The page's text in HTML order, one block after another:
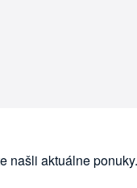
našli aktuálne